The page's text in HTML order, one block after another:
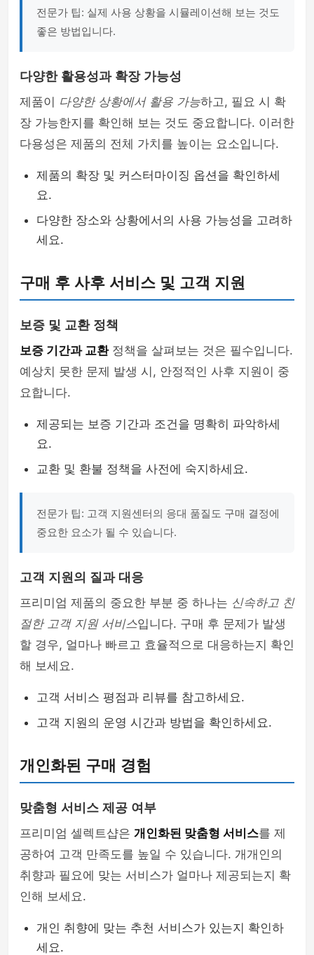
전문가 팁: 실제 사용 상황을 시뮬레이션해 보는 것도
좋은 방법입니다.
다양한 활용성과 확장 가능성
제품이 다양한 상황에서 활용 가능하고, 필요 시 확
장 가능한지를 확인해 보는 것도 중요합니다. 이러한
다용성은 제품의 전체 가치를 높이는 요소입니다.
제품의 확장 및 커스터마이징 옵션을 확인하세
요.
다양한 장소와 상황에서의 사용 가능성을 고려하
세요.
구매 후 사후 서비스 및 고객 지원
보증 및 교환 정책
보증 기간과 교환정책을 살펴보는 것은 필수입니다.
예상치 못한 문제 발생 시, 안정적인 사후 지원이 중
요합니다.
제공되는 보증 기간과 조건을 명확히 파악하세
요.
교환 및 환불 정책을 사전에 숙지하세요.
전문가 팁: 고객 지원센터의 응대 품질도 구매 결정에
중요한 요소가 될 수 있습니다.
고객 지원의 질과 대응
프리미엄 제품의 중요한 부분 중 하나는 신속하고 친
절한 고객 지원 서비스입니다. 구매 후 문제가 발생
할 경우, 얼마나 빠르고 효율적으로 대응하는지 확인
해 보세요.
고객 서비스 평점과 리뷰를 참고하세요.
고객 지원의 운영 시간과 방법을 확인하세요.
개인화된 구매 경험
맞춤형 서비스 제공 여부
프리미엄 셀렉트샵은 개인화된 맞춤형 서비스를 제
공하여 고객 만족도를 높일 수 있습니다. 개개인의
취향과 필요에 맞는 서비스가 얼마나 제공되는지 확
인해 보세요.
개인 취향에 맞는 추천 서비스가 있는지 확인하
세요.